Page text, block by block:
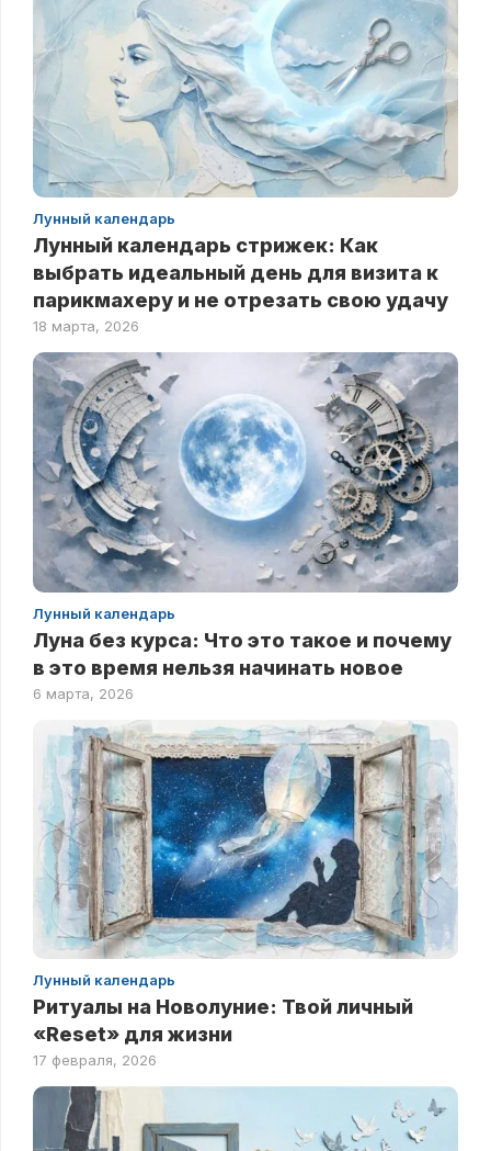
Лунный календарь
Лунный календарь стрижек: Как
выбрать идеальный день для визита к
парикмахеру и не отрезать свою удачу
18 марта, 2026
Лунный календарь
Луна без курса: Что это такое и почему
в это время нельзя начинать новое
6 марта, 2026
Лунный календарь
Ритуалы на Новолуние: Твой личный
«Reset» для жизни
17 февраля, 2026